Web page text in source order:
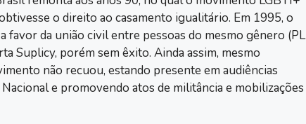
o direito ao casamento igualitário. Em 1995, o
da união civil entre pessoas do mesmo gênero (PL
Suplicy, porém sem êxito. Ainda assim, mesmo
não recuou, estando presente em audiências
e promovendo atos de militância e mobilizações